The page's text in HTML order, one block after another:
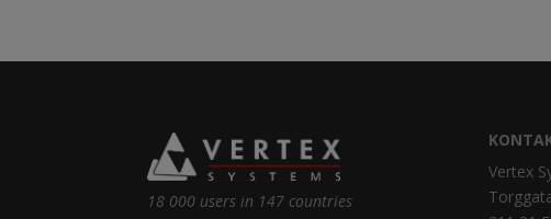
18 000 users in 147 countries
Vertex